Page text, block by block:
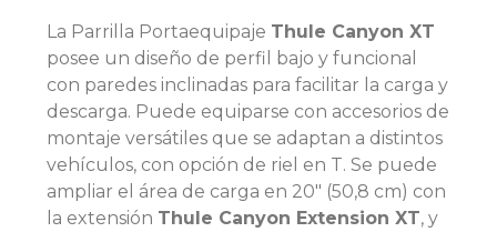
La Parrilla Portaequipaje Thule Canyon XT
posee un diseño de perfil bajo y funcional
con paredes inclinadas para facilitar la carga y
descarga. Puede equiparse con accesorios de
montaje versátiles que se adaptan a distintos
vehículos, con opción de riel en T. Se puede
ampliar el área de carga en 20" (50,8 cm) con
la extensión Thule Canyon Extension XT, y